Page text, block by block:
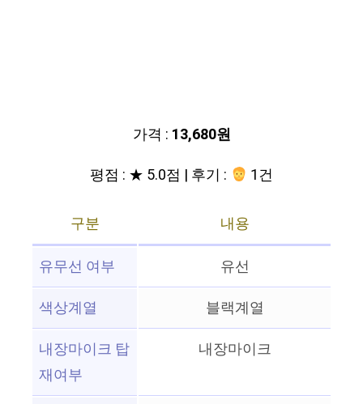
가격 : 13,680원
평점 : ★ 5.0점 | 후기 :
1건
구분
내용
유무선 여부
유선
색상계열
블랙계열
내장마이크 탑
재여부
내장마이크